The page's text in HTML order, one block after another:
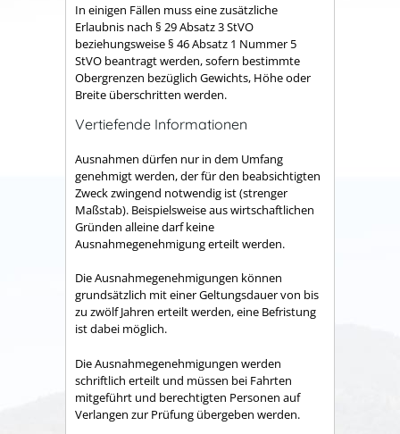
In einigen Fällen muss eine zusätzliche
Erlaubnis nach § 29 Absatz 3 StVO
beziehungsweise § 46 Absatz 1 Nummer 5
StVO beantragt werden, sofern bestimmte
Obergrenzen bezüglich Gewichts, Höhe oder
Breite überschritten werden.
Vertiefende Informationen
Ausnahmen dürfen nur in dem Umfang
genehmigt werden, der für den beabsichtigten
Zweck zwingend notwendig ist (strenger
Maßstab). Beispielsweise aus wirtschaftlichen
Gründen alleine darf keine
Ausnahmegenehmigung erteilt werden.
Die Ausnahmegenehmigungen können
grundsätzlich mit einer Geltungsdauer von bis
zu zwölf Jahren erteilt werden, eine Befristung
ist dabei möglich.
Die Ausnahmegenehmigungen werden
schriftlich erteilt und müssen bei Fahrten
mitgeführt und berechtigten Personen auf
Verlangen zur Prüfung übergeben werden.